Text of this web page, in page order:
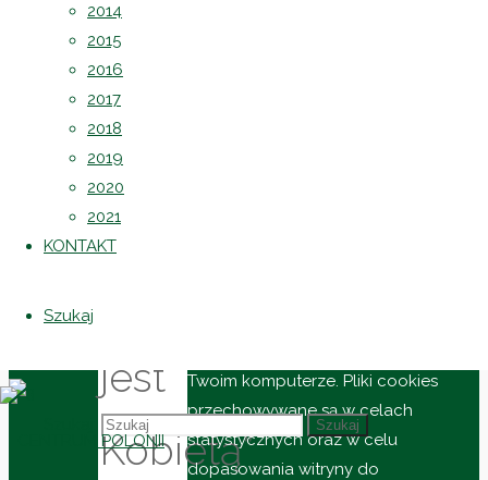
2014
2015
2016
2017
2018
2019
2020
2021
KONTAKT
Szukaj
Szukaj
główna
„Wiosna
Kobietą”
jest
Kobietą”
Twoim komputerze. Pliki cookies
przechowywane są w celach
statystycznych oraz w celu
dopasowania witryny do